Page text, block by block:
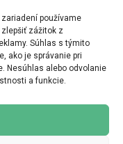
používame
zážitok z
Súhlas s týmito
ako je správanie pri
Nesúhlas alebo odvolanie
a funkcie.